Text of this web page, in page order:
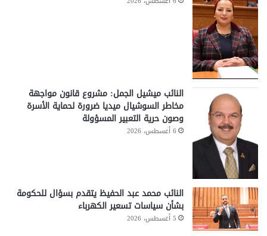
النائب ميشيل الجمل: مشروع قانون مواجهة
مخاطر السوشيال ميديا ضرورة لحماية الأسرة
وصون حرية التعبير المسؤولة
6 أغسطس، 2026
النائب محمد عبد الحفيظ يتقدم بسؤال للحكومة
بشأن سياسات تسعير الكهرباء
5 أغسطس، 2026